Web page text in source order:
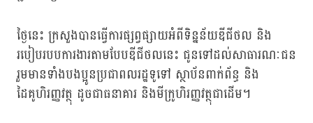
ថ្ងៃនេះ ក្រសួងបានធ្វើការផ្សព្វផ្សាយអំពីទិន្នន័យឌីជីថល និង
របៀបរបបការងារតាមបែបឌីជីថលនេះ ជូនទៅដល់សាធារណៈជន
រួមមានទាំងបងប្អូនប្រជាពលរដ្ឋទូទៅ ស្ថាប័នពាក់ព័ន្ធ និង
ដៃគូហិរញ្ញវត្ថុ ដូចជាធនាគារ និងមីក្រូហិរញ្ញវត្ថុជាដើម។